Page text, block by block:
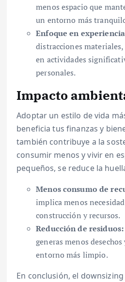
menos espacio que
un entorno más
Enfoque en
distracciones
en actividades
personales.
Impacto
Adoptar un estilo de vida
beneficia tus finanzas y
también contribuye a la
consumir menos y vivir en
pequeños, se reduce la
Menos consumo de
implica menos
construcción y recursos.
Reducción de residuos:
generas menos
entorno más limpio.
En conclusión, el